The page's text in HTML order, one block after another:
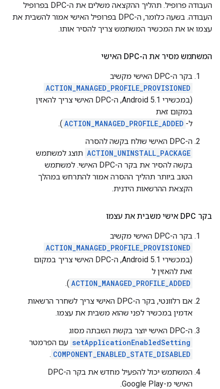
העבודה פרופיל. תהליך ההקצאה משלים את ה-DPC בפרופיל
העבודה. בשעה כלומר, ה-DPC בפרופיל האישי אמור להשבית את
עצמו או את המכשיר המשתמש צריך להסיר אותו.
המשתמש מסיר את ה-DPC האישי
בקר ה-DPC האישי מקשיב
ACTION_MANAGED_PROFILE_PROVISIONED
(במכשירי Android 5.1, ה-DPC האישי צריך להאזין
במקום זאת
ל- ACTION_MANAGED_PROFILE_ADDED
).
ה-DPC האישי שולח בקשה להסרה
ACTION_UNINSTALL_PACKAGE תוצג למשתמש
בקשה להסיר את בקר ה-DPC האישי. למשתמש
הטוב ביותר תהליך ההסרה אמור להתרחש במהלך
הקצאת ההרשאות הידנית.
בקר DPC אישי משבית את עצמו
בקר ה-DPC האישי מקשיב
ACTION_MANAGED_PROFILE_PROVISIONED
(במכשירי Android 5.1, ה-DPC האישי צריך במקום
זאת להאזין ל
ACTION_MANAGED_PROFILE_ADDED
).
אם רלוונטי, בקר ה-DPC האישי צריך לשחרר הרשאות
אדמין במכשיר לפני שהוא משבית את עצמו.
ה-DPC האישי יוצר בקשת השבתה מסוג
setApplicationEnabledSetting עם הפרמטר
COMPONENT_ENABLED_STATE_DISABLED
.
המשתמש יכול להפעיל מחדש את בקר ה-DPC
האישי מ-Google Play.